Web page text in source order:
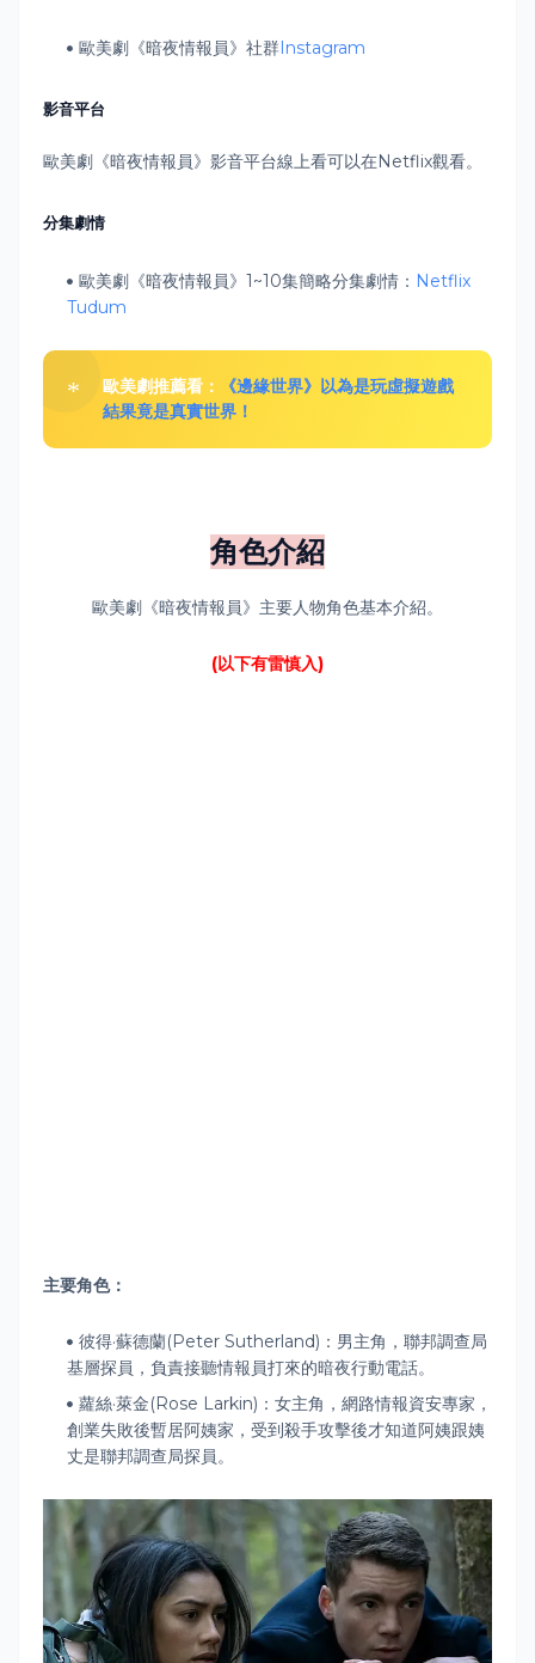
歐美劇《暗夜情報員》 社群Instagram
影音平台
歐美劇《暗夜情報員》影音平台線上看可以在Netflix觀看。
分集劇情
歐美劇《暗夜情報員》1~10集簡略分集劇情： Netflix
Tudum
歐美劇推薦看：
《邊緣世界》以為是玩虛擬遊戲
結果竟是真實世界！
角色介紹
歐美劇《暗夜情報員》主要人物角色基本介紹。
(以下有雷慎入)
主要角色：
彼得·蘇德蘭(Peter Sutherland)：男主角，聯邦調查局
基層探員，負責接聽情報員打來的暗夜行動電話。
蘿絲·萊金(Rose Larkin)：女主角，網路情報資安專家，
創業失敗後暫居阿姨家，受到殺手攻擊後才知道阿姨跟姨
丈是聯邦調查局探員。